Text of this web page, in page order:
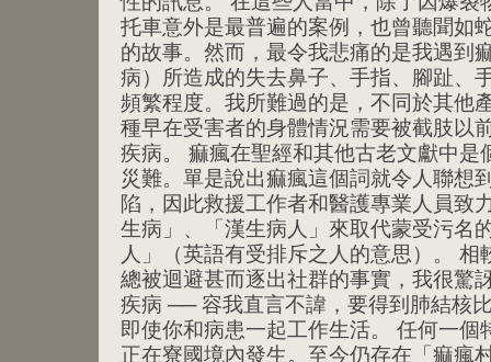
托車意外是最普遍的案例，也曾聽聞如
的故事。然而，最令我悲痛的是我遇到
病）所造成的失去鼻子、手指、腳趾、
頻繁程度。我所難過的是，不同於其他
種早在受害者的身體情況需要被截肢以
疾病。 痲瘋在聖經和其他古老文獻中是
災難。單是說出痲瘋這個詞就令人聯想
陷，因此救援工作者和醫護專業人員致
生病」、「漢生病人」來取代蒙受污名
人」（英語有受排斥之人的意思）。
總被迴避甚而逐出社群的事實，我很驚
疾病 ── 容我直言不諱，要得到肺結核
即使你和病患一起工作生活。 任何一個
正在寮國境內發生。至今仍存在「痲瘋